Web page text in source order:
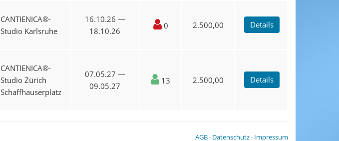
CANTIENICA®-
Studio Karlsruhe
16.10.26 —
18.10.26
0 2.500,00 Details
CANTIENICA®-
Studio Zürich
Schaffhauserplatz
07.05.27 —
09.05.27
13 2.500,00 Details
AGB · Datenschutz · Impressum